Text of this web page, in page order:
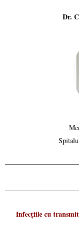
Dr.
Infecțiile cu